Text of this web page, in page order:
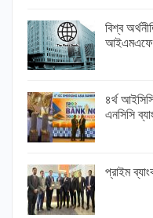
বিশ্ব
৪র্থ
এনসিসি
প্রাইম